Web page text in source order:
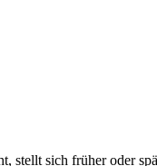
sich früher oder